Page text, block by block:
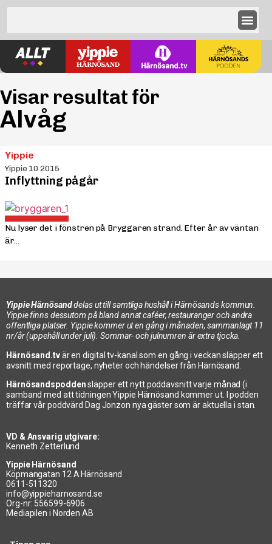
Visar resultat för
Alvåg
Yippie
Yippie 10 2015
Inflyttning pågår
Nu lyser det i fönstren på Bryggaren strand. Efter år av väntan
är...
Yippie Härnösanddelas ut till samtliga hushåll i Härnösands kommun.
Yippie finns dessutom på bland annat caféer, restauranger och andra
offentliga platser. Yippie kommer ut en gång i månaden, sammanlagt 11
nr/år (uppehåll under juli). Sommar- och julnumren är extra tjocka.
Härnösand.tvär en digital tv-kanal som en gång i veckan släpper ett
avsnitt med reportage, nyheter och händelser från Härnösand.
Härnösandspoddensläpper ett nytt poddavsnitt varje månad (i
samband med att tidningen Yippie Härnösand kommer ut. I podden
träffar vår poddvärd Dag Jonzon nya gäster som är aktuella i stan.
VD & Ansvarig utgivare:
Kenneth Zetterlund
Yippie Härnösand
Köpmangatan 12 A Härnösand
0611-511320
info@yippieharnosand.se
Org-nr: 556599-6906
Mediapilen i Norden AB